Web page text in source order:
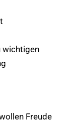
wichtigen
Freude